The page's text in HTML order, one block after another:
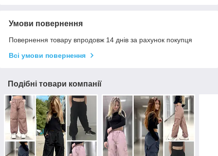
Умови повернення
Повернення товару впродовж 14 днів за рахунок покупця
Всі умови повернення
Подібні товари компанії